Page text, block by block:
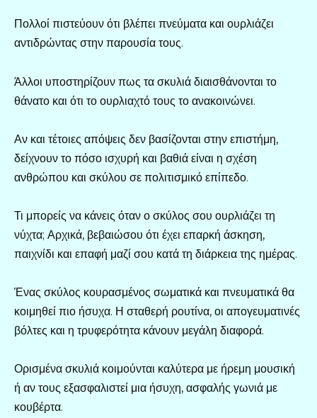
Πολλοί πιστεύουν ότι βλέπει πνεύματα και ουρλιάζει
αντιδρώντας στην παρουσία τους.
Άλλοι υποστηρίζουν πως τα σκυλιά διαισθάνονται το
θάνατο και ότι το ουρλιαχτό τους το ανακοινώνει.
Αν και τέτοιες απόψεις δεν βασίζονται στην επιστήμη,
δείχνουν το πόσο ισχυρή και βαθιά είναι η σχέση
ανθρώπου και σκύλου σε πολιτισμικό επίπεδο.
Τι μπορείς να κάνεις όταν ο σκύλος σου ουρλιάζει τη
νύχτα; Αρχικά, βεβαιώσου ότι έχει επαρκή άσκηση,
παιχνίδι και επαφή μαζί σου κατά τη διάρκεια της ημέρας.
Ένας σκύλος κουρασμένος σωματικά και πνευματικά θα
κοιμηθεί πιο ήσυχα. Η σταθερή ρουτίνα, οι απογευματινές
βόλτες και η τρυφερότητα κάνουν μεγάλη διαφορά.
Ορισμένα σκυλιά κοιμούνται καλύτερα με ήρεμη μουσική
ή αν τους εξασφαλιστεί μια ήσυχη, ασφαλής γωνιά με
κουβέρτα.